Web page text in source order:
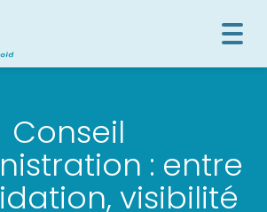
Conseil
: entre
visibilité